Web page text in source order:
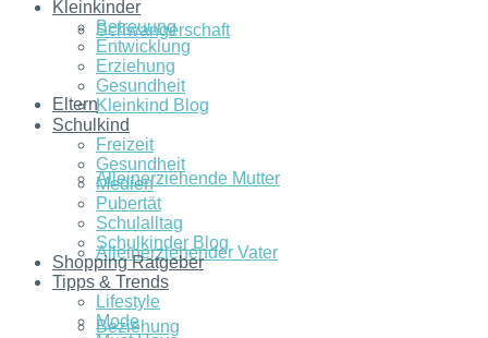
Schwangerschaft
Eltern
Alleinerziehende Mutter
Alleinerziehender Vater
Beziehung
Kleinkinder
Betreuung
Entwicklung
Erziehung
Gesundheit
Kleinkind Blog
Schulkind
Freizeit
Gesundheit
Medien
Pubertät
Schulalltag
Schulkinder Blog
Shopping Ratgeber
Tipps & Trends
Lifestyle
Mode